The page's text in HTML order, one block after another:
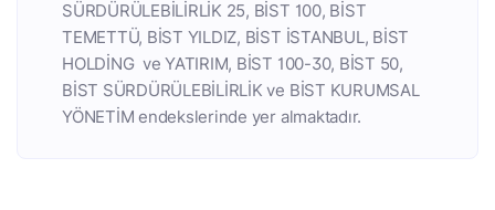
SÜRDÜRÜLEBİLİRLİK 25, BİST 100, BİST
TEMETTÜ, BİST YILDIZ, BİST İSTANBUL, BİST
HOLDİNG ve YATIRIM, BİST 100-30, BİST 50,
BİST SÜRDÜRÜLEBİLİRLİK ve BİST KURUMSAL
YÖNETİM endekslerinde yer almaktadır.